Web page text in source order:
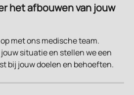
het afbouwen van jouw
met ons medische team.
situatie en stellen we een
bij jouw doelen en behoeften.